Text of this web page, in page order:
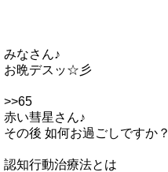
みなさん♪
お晩デスッ☆彡
>>65
赤い彗星さん♪
その後 如何お過ごしですか？
認知行動治療法とは